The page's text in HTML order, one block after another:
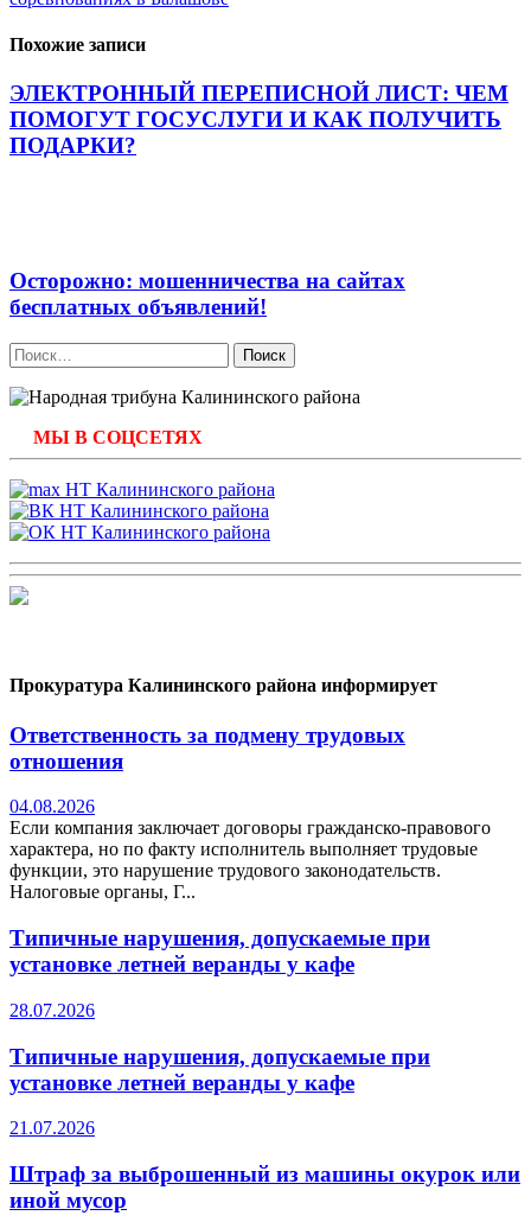
Похожие записи
ЭЛЕКТРОННЫЙ ПЕРЕПИСНОЙ ЛИСТ: ЧЕМ
ПОМОГУТ ГОСУСЛУГИ И КАК ПОЛУЧИТЬ
ПОДАРКИ?
Осторожно: мошенничества на сайтах
бесплатных объявлений!
Найти:
МЫ В СОЦСЕТЯХ
Прокуратура Калининского района информирует
Ответственность за подмену трудовых
отношения
04.08.2026
Если компания заключает договоры гражданско-правового
характера, но по факту исполнитель выполняет трудовые
функции, это нарушение трудового законодательств.
Налоговые органы, Г...
Типичные нарушения, допускаемые при
установке летней веранды у кафе
28.07.2026
Типичные нарушения, допускаемые при
установке летней веранды у кафе
21.07.2026
Штраф за выброшенный из машины окурок или
иной мусор